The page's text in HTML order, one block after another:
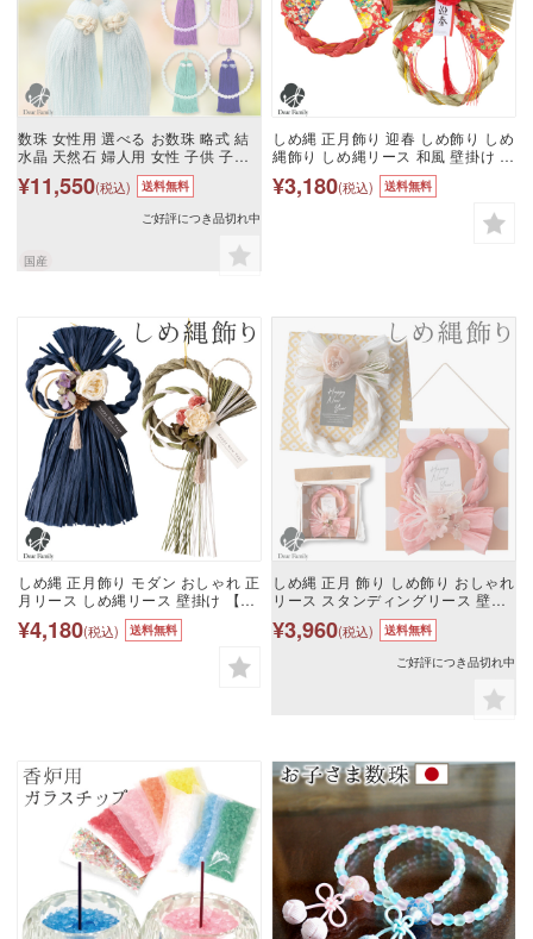
数珠 女性用 選べる お数珠 略式 結
水晶 天然石 婦人用 女性 子供 子供
用 略式数珠 じゅず 朝霧水晶 かわい
い おしゃれ モダン シンプル パワー
ストーン 法要 法事 葬式 贈り物 レ
ディース パステルカラー 手元供養
¥11,550(税込)
送料無料
ご好評につき品切れ中
国産
しめ縄 正月飾り 迎春 しめ飾り しめ
縄飾り しめ縄リース 和風 壁掛け 赤
松 椿【送料無料】ミニ 小さい コン
パクト マンション お正月飾り リー
ス お花 かわいい おしゃれ 手元供養
モダン 造花 おしゃれしめ縄 玄関飾
¥3,180(税込) 送料無料
しめ縄 正月飾り モダン おしゃれ 正
月リース しめ縄リース 壁掛け 【送
料無料】おしゃれしめ縄 しめ縄飾
り 玄関飾り マンション お正月 飾り
リース お花 かわいい おしゃれ 手元
供養 和 和風 和モダン ネイビー ナ
¥4,180(税込) 送料無料
しめ縄 正月 飾り しめ飾り おしゃれ
リース スタンディングリース 壁掛
け 置き型 2way 【送料無料】 正月
飾り 玄関 部屋 お花 かわいい 和 和
風 モダン モダン飾り ピンク ホワイ
ト 白 パステル マンション
¥3,960(税込)
送料無料
ご好評につき品切れ中